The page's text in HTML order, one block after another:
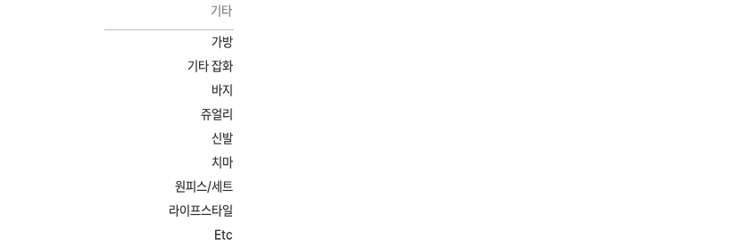
기타
가방
기타 잡화
바지
쥬얼리
신발
치마
원피스/세트
라이프스타일
Etc